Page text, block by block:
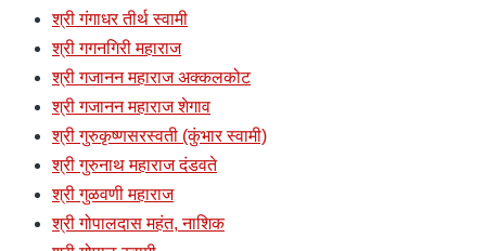
श्री गंगाधर तीर्थ स्वामी
श्री गगनगिरी महाराज
श्री गजानन महाराज अक्कलकोट
श्री गजानन महाराज शेगाव
श्री गुरुकृष्णसरस्वती (कुंभार स्वामी)
श्री गुरुनाथ महाराज दंडवते
श्री गुळवणी महाराज
श्री गोपालदास महंत, नाशिक